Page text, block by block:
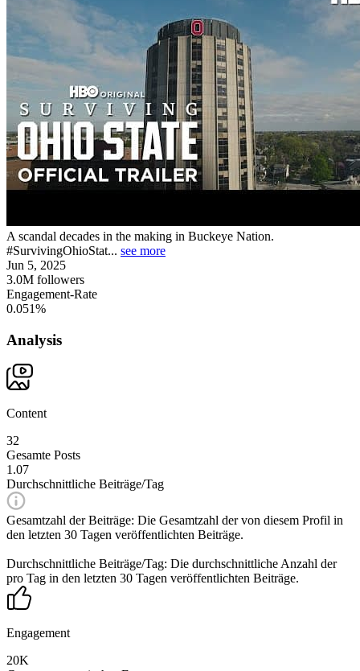
A scandal decades in the making in Buckeye Nation.
#SurvivingOhioStat... see more
Jun 5, 2025
3.0M followers
Engagement-Rate
0.051%
Analysis
Content
32
Gesamte Posts
1.07
Durchschnittliche Beiträge/Tag
Gesamtzahl der Beiträge: Die Gesamtzahl der von diesem Profil in
den letzten 30 Tagen veröffentlichten Beiträge.
Durchschnittliche Beiträge/Tag: Die durchschnittliche Anzahl der
pro Tag in den letzten 30 Tagen veröffentlichten Beiträge.
Engagement
20K